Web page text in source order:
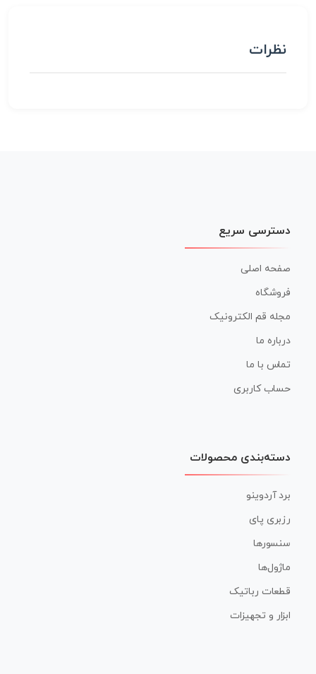
نظرات
دسترسی سریع
صفحه اصلی
فروشگاه
مجله قم الکترونیک
درباره ما
تماس با ما
حساب کاربری
دسته‌بندی محصولات
برد آردوینو
رزبری پای
سنسورها
ماژول‌ها
قطعات رباتیک
ابزار و تجهیزات